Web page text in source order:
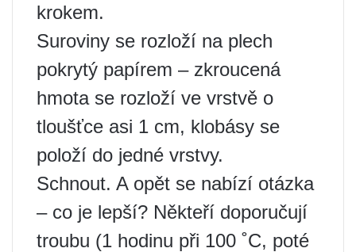
krokem.
Suroviny se rozloží na plech
pokrytý papírem – zkroucená
hmota se rozloží ve vrstvě o
tloušťce asi 1 cm, klobásy se
položí do jedné vrstvy.
Schnout. A opět se nabízí otázka
– co je lepší? Někteří doporučují
troubu (1 hodinu při 100 ˚C, poté